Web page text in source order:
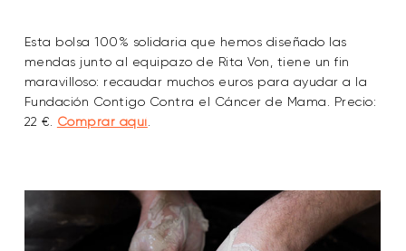
Esta bolsa 100% solidaria que hemos diseñado las
mendas junto al equipazo de Rita Von, tiene un fin
maravilloso: recaudar muchos euros para ayudar a la
Fundación Contigo Contra el Cáncer de Mama. Precio:
22 €. Comprar aquí